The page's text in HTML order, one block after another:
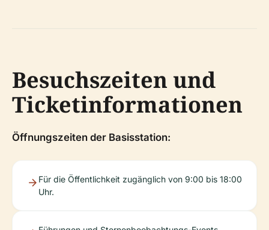
Besuchszeiten und
Ticketinformationen
Öffnungszeiten der Basisstation:
Für die Öffentlichkeit zugänglich von 9:00 bis 18:00
Uhr.